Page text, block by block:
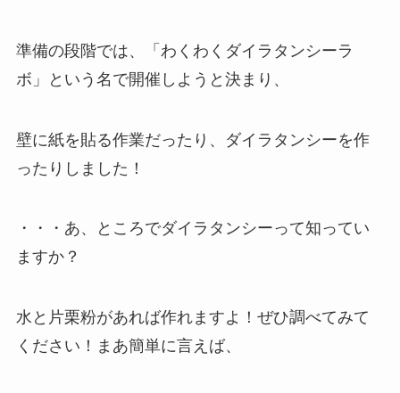
準備の段階では、「わくわくダイラタンシーラ
ボ」という名で開催しようと決まり、
壁に紙を貼る作業だったり、ダイラタンシーを作
ったりしました！
・・・あ、ところでダイラタンシーって知ってい
ますか？
水と片栗粉があれば作れますよ！ぜひ調べてみて
ください！まあ簡単に言えば、